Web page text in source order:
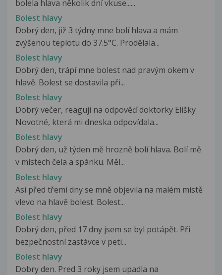
bolela hlava několik dní vkuse......
Bolest hlavy
Dobrý den, již 3 týdny mne bolí hlava a mám
zvýšenou teplotu do 37.5°C. Prodělala...
Bolest hlavy
Dobrý den, trápí mne bolest nad pravým okem v
hlavě. Bolest se dostavila při...
Bolest hlavy
Dobrý večer, reaguji na odpověď doktorky Elišky
Novotné, která mi dneska odpovídala...
Bolest hlavy
Dobrý den, už týden mě hrozně bolí hlava. Bolí mě
v místech čela a spánku. Měl...
Bolest hlavy
Asi před třemi dny se mně objevila na malém místě
vlevo na hlavě bolest. Bolest...
Bolest hlavy
Dobrý den, před 17 dny jsem se byl potápět. Při
bezpečnostní zastávce v peti...
Bolest hlavy
Dobry den. Pred 3 roky jsem upadla na